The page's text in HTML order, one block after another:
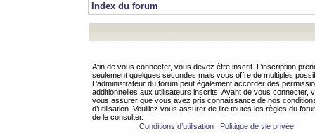
Index du forum
Afin de vous connecter, vous devez être inscrit. L’inscription
seulement quelques secondes mais vous offre de multiples
L’administrateur du forum peut également accorder des
additionnelles aux utilisateurs inscrits. Avant de vous connecter,
vous assurer que vous avez pris connaissance de nos
d’utilisation. Veuillez vous assurer de lire toutes les règles du
de le consulter.
Conditions d’utilisation| Politique de vie privée